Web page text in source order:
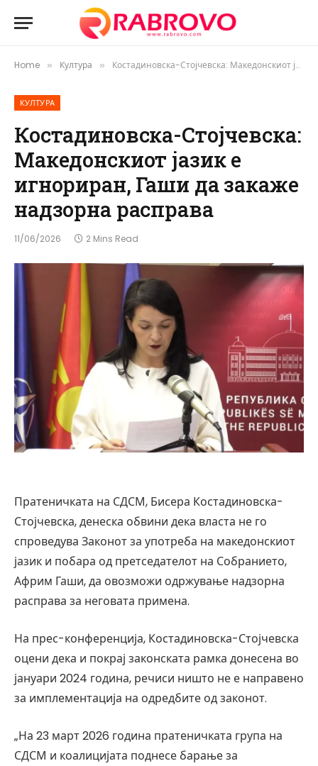
Home » Култура » Костадиновска-Стојчевска: Македонскиот јазик е игнориран, Гаши да закаже надзорна расправа
КУЛТУРА
Костадиновска-Стојчевска:
Македонскиот јазик е
игнориран, Гаши да закаже
надзорна расправа
11/06/2026 2 Mins Read
Пратеничката на СДСМ, Бисера Костадиновска-
Стојчевска, денеска обвини дека власта не го
спроведува Законот за употреба на македонскиот
јазик и побара од претседателот на Собранието,
Африм Гаши, да овозможи одржување надзорна
расправа за неговата примена.
На прес-конференција, Костадиновска-Стојчевска
оцени дека и покрај законската рамка донесена во
јануари 2024 година, речиси ништо не е направено
за имплементација на одредбите од законот.
„На 23 март 2026 година пратеничката група на
СДСМ и коалицијата поднесе барање за